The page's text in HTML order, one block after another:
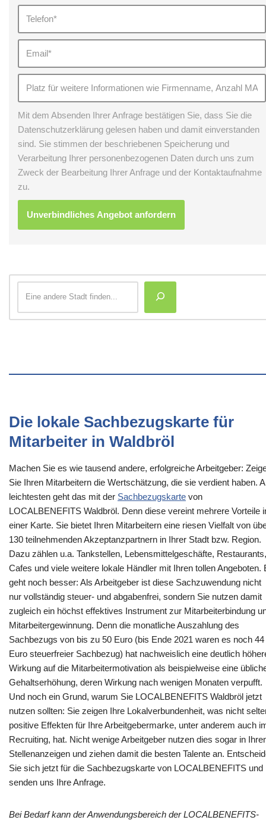
Mit dem Absenden Ihrer Anfrage bestätigen Sie, dass Sie die
Datenschutzerklärung gelesen haben und damit einverstanden
sind. Sie stimmen der beschriebenen Speicherung und
Verarbeitung Ihrer personenbezogenen Daten durch uns zum
Zweck der Bearbeitung Ihrer Anfrage und der Kontaktaufnahme
zu.
Die lokale Sachbezugskarte für
Mitarbeiter in Waldbröl
Machen Sie es wie tausend andere, erfolgreiche Arbeitgeber:
Sie Ihren Mitarbeitern die Wertschätzung, die sie verdient haben.
leichtesten geht das mit der Sachbezugskarte von
LOCALBENEFITS Waldbröl. Denn diese vereint mehrere Vorteile
einer Karte. Sie bietet Ihren Mitarbeitern eine riesen Vielfalt von
130 teilnehmenden Akzeptanzpartnern in Ihrer Stadt bzw. Region.
Dazu zählen u.a. Tankstellen, Lebensmittelgeschäfte, Restaurants,
Cafes und viele weitere lokale Händler mit Ihren tollen Angeboten.
geht noch besser: Als Arbeitgeber ist diese Sachzuwendung nicht
nur vollständig steuer- und abgabenfrei, sondern Sie nutzen damit
zugleich ein höchst effektives Instrument zur Mitarbeiterbindung
Mitarbeitergewinnung. Denn die monatliche Auszahlung des
Sachbezugs von bis zu 50 Euro (bis Ende 2021 waren es noch 44
Euro steuerfreier Sachbezug) hat nachweislich eine deutlich
Wirkung auf die Mitarbeitermotivation als beispielweise eine
Gehaltserhöhung, deren Wirkung nach wenigen Monaten verpufft.
Und noch ein Grund, warum Sie LOCALBENEFITS Waldbröl jetzt
nutzen sollten: Sie zeigen Ihre Lokalverbundenheit, was nicht
positive Effekten für Ihre Arbeitgebermarke, unter anderem auch
Recruiting, hat. Nicht wenige Arbeitgeber nutzen dies sogar in
Stellenanzeigen und ziehen damit die besten Talente an.
Sie sich jetzt für die Sachbezugskarte von LOCALBENEFITS und
senden uns Ihre Anfrage.
Bei Bedarf kann der Anwendungsbereich der LOCALBENEFITS-